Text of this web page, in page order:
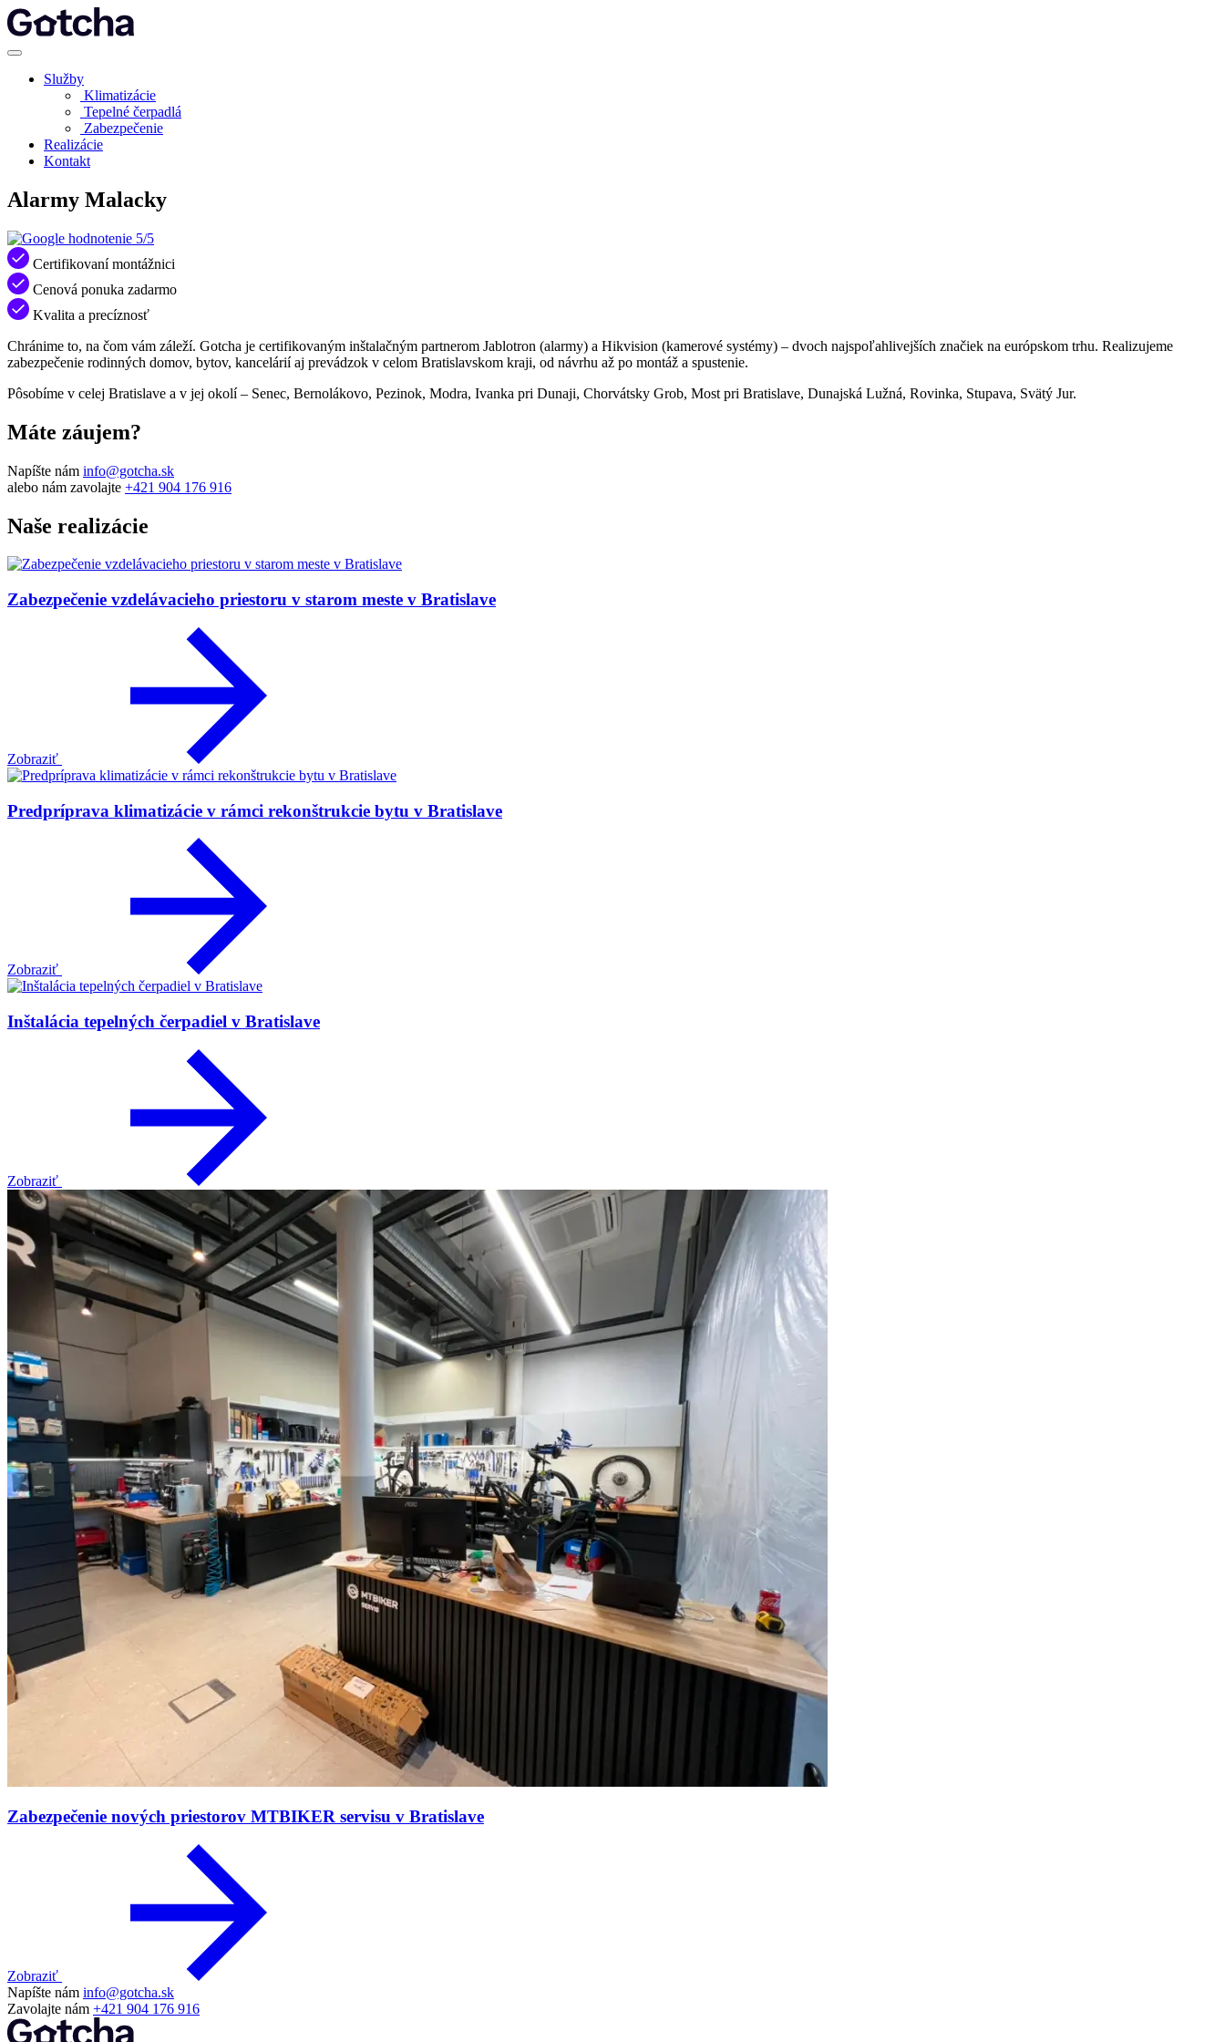
Služby
Klimatizácie
Tepelné čerpadlá
Zabezpečenie
Realizácie
Kontakt
Alarmy Malacky
5/5
Certifikovaní montážnici
Cenová ponuka zadarmo
Kvalita a precíznosť
Chránime to, na čom vám záleží. Gotcha je certifikovaným inštalačným partnerom Jablotron (alarmy) a Hikvision (kamerové systémy) – dvoch najspoľahlivejších značiek na európskom trhu. Realizujeme
zabezpečenie rodinných domov, bytov, kancelárií aj prevádzok v celom Bratislavskom kraji, od návrhu až po montáž a spustenie.
Pôsobíme v celej Bratislave a v jej okolí – Senec, Bernolákovo, Pezinok, Modra, Ivanka pri Dunaji, Chorvátsky Grob, Most pri Bratislave, Dunajská Lužná, Rovinka, Stupava, Svätý Jur.
Máte záujem?
Napíšte nám info@gotcha.sk
alebo nám zavolajte +421 904 176 916
Naše realizácie
Zabezpečenie vzdelávacieho priestoru v starom meste v Bratislave
Zobraziť
Predpríprava klimatizácie v rámci rekonštrukcie bytu v Bratislave
Zobraziť
Inštalácia tepelných čerpadiel v Bratislave
Zobraziť
Zabezpečenie nových priestorov MTBIKER servisu v Bratislave
Zobraziť
Napíšte nám info@gotcha.sk
Zavolajte nám +421 904 176 916